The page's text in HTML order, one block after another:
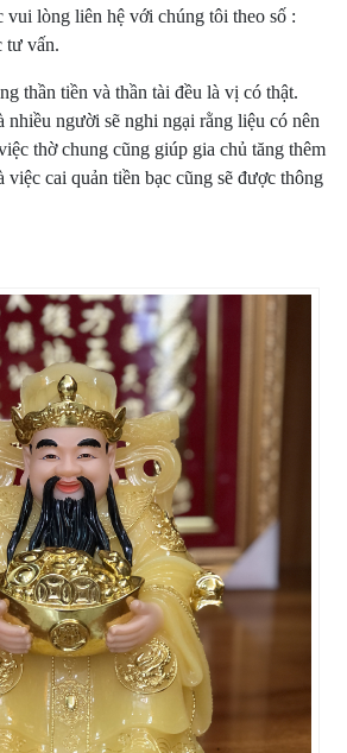
vui lòng liên hệ với chúng tôi theo số :
tư vấn.
thần tiền và thần tài đều là vị có thật.
nhiều người sẽ nghi ngại rằng liệu có nên
thờ chung cũng giúp gia chủ tăng thêm
cai quản tiền bạc cũng sẽ được thông